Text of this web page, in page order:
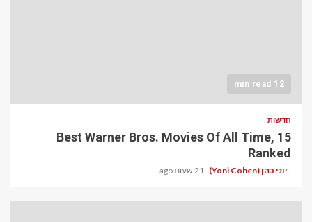
12 min read
חדשות
15 Best Warner Bros. Movies Of All Time,
Ranked
יוני כהן (Yoni Cohen) 21 שעות ago